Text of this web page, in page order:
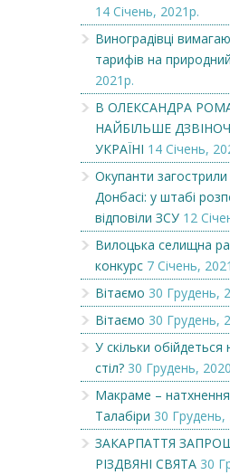
14 Січень, 2021р.
Виноградівці
тарифів на
2021р.
В ОЛЕКСАНДРА
НАЙБІЛЬШЕ
УКРАЇНІ 14 Січень,
Окупанти загострили
Донбасі: у штабі
відповіли ЗСУ 12
Вилоцька селищна
конкурс 7 Січень,
Вітаємо 30 Грудень,
Вітаємо 30 Грудень,
У скільки
стіл? 30 Грудень,
Макраме –
Талабіри 30 Грудень,
ЗАКАРПАТТЯ
РІЗДВЯНІ СВЯТА 30